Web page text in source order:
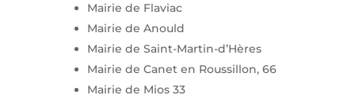
Mairie de Flaviac
Mairie de Anould
Mairie de Saint-Martin-d’Hères
Mairie de Canet en Roussillon, 66
Mairie de Mios 33